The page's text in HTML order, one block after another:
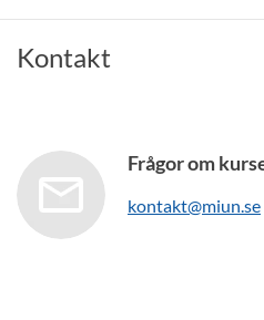
Kontakt
Frågor om
kontakt@miun.se